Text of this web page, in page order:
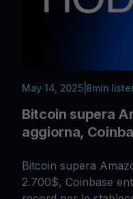
May 14, 2025| 8min
Bitcoin supera
aggiorna,
Bitcoin supera
2.700$, Coinbase